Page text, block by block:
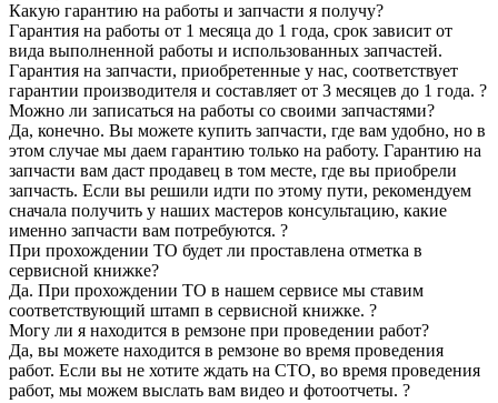
Какую гарантию на работы и запчасти я получу?
Гарантия на работы от 1 месяца до 1 года, срок зависит от
вида выполненной работы и использованных запчастей.
Гарантия на запчасти, приобретенные у нас, соответствует
гарантии производителя и составляет от 3 месяцев до 1 года. ?
Можно ли записаться на работы со своими запчастями?
Да, конечно. Вы можете купить запчасти, где вам удобно, но в
этом случае мы даем гарантию только на работу. Гарантию на
запчасти вам даст продавец в том месте, где вы приобрели
запчасть. Если вы решили идти по этому пути, рекомендуем
сначала получить у наших мастеров консультацию, какие
именно запчасти вам потребуются. ?
При прохождении ТО будет ли проставлена отметка в
сервисной книжке?
Да. При прохождении ТО в нашем сервисе мы ставим
соответствующий штамп в сервисной книжке. ?
Могу ли я находится в ремзоне при проведении работ?
Да, вы можете находится в ремзоне во время проведения
работ. Если вы не хотите ждать на СТО, во время проведения
работ, мы можем выслать вам видео и фотоотчеты. ?